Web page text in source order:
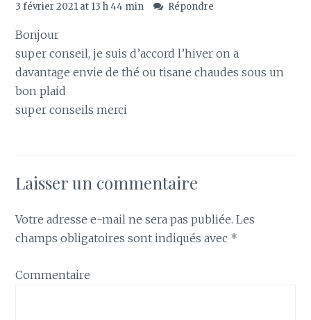
3 février 2021 at 13 h 44 min Répondre
Bonjour
super conseil, je suis d’accord l’hiver on a
davantage envie de thé ou tisane chaudes sous un
bon plaid
super conseils merci
Laisser un commentaire
Votre adresse e-mail ne sera pas publiée. Les
champs obligatoires sont indiqués avec *
Commentaire